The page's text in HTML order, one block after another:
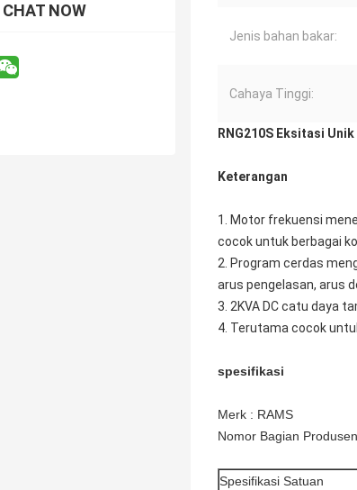
NOW
Jenis bahan bakar:
Cahaya Tinggi:
RNG210S Eksitasi
Keterangan
1. Motor frekuensi
cocok untuk berbagai
2. Program cerdas
arus pengelasan, arus
3. 2KVA DC catu daya
4. Terutama cocok
spesifikasi
Merk : RAMS
Nomor Bagian
Spesifikasi Satuan